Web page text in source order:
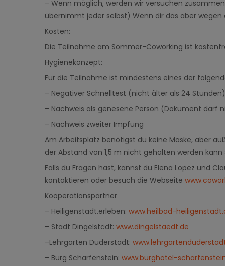
– Wenn möglich, werden wir versuchen
übernimmt jeder selbst) Wenn dir das aber
Kosten:
Die Teilnahme am Sommer-Coworking ist
Hygienekonzept:
Für die Teilnahme ist mindestens eines der
– Negativer Schnelltest (nicht älter als 24 Stunden)
– Nachweis als genesene Person (Dokument darf
– Nachweis zweiter Impfung
Am Arbeitsplatz benötigst du keine Maske, aber
der Abstand von 1,5 m nicht gehalten werden kann
Falls du Fragen hast, kannst du Elena Lopez und
kontaktieren oder besuch die Webseite
Kooperationspartner
– Heiligenstadt.erleben: www.heilbad-
– Stadt Dingelstädt: www.dingelstaedt.de
–Lehrgarten Duderstadt:
– Burg Scharfenstein: www.burghotel-